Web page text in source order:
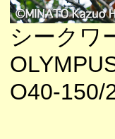
シークワ
O40-150/